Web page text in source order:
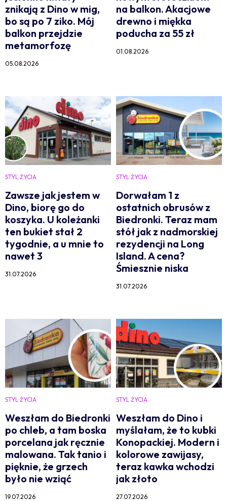
znikają z Dino w mig,
bo są po 7 ziko. Mój
balkon przejdzie
metamorfozę
05.08.2026
na balkon. Akacjowe
drewno i miękka
poducha za 55 zł
01.08.2026
STYL ŻYCIA
Zawsze jak jestem w
Dino, biorę go do
koszyka. U koleżanki
ten bukiet stał 2
tygodnie, a u mnie to
nawet 3
31.07.2026
STYL ŻYCIA
Dorwałam 1 z
ostatnich obrusów z
Biedronki. Teraz mam
stół jak z nadmorskiej
rezydencji na Long
Island. A cena?
Śmiesznie niska
31.07.2026
STYL ŻYCIA
Weszłam do Biedronki
po chleb, a tam boska
porcelana jak ręcznie
malowana. Tak tanio i
pięknie, że grzech
było nie wziąć
19.07.2026
STYL ŻYCIA
Weszłam do Dino i
myślałam, że to kubki
Konopackiej. Modern i
kolorowe zawijasy,
teraz kawka wchodzi
jak złoto
27.07.2026